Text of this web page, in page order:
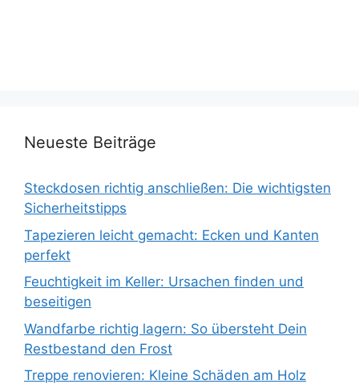
Neueste Beiträge
Steckdosen richtig anschließen: Die wichtigsten
Sicherheitstipps
Tapezieren leicht gemacht: Ecken und Kanten
perfekt
Feuchtigkeit im Keller: Ursachen finden und
beseitigen
Wandfarbe richtig lagern: So übersteht Dein
Restbestand den Frost
Treppe renovieren: Kleine Schäden am Holz